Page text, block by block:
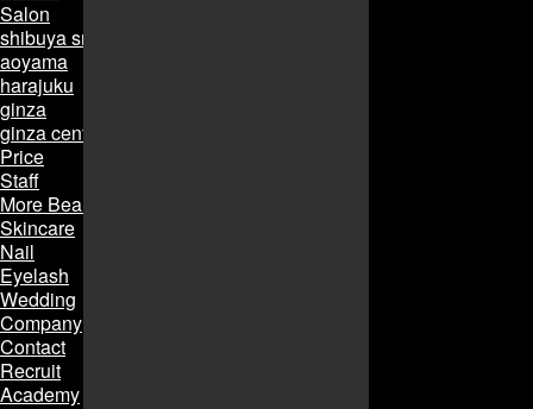
Salon
shibuya smart salon
aoyama
harajuku
ginza
ginza central
Price
Staff
More Beauty
Skincare
Nail
Eyelash
Wedding
Company
Contact
Recruit
Academy